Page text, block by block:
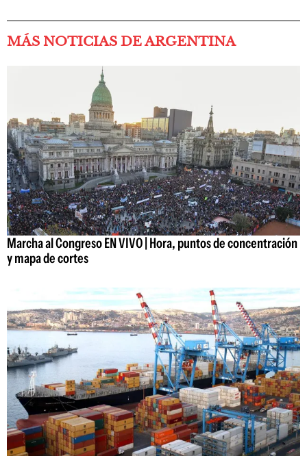
MÁS NOTICIAS DE ARGENTINA
Marcha al Congreso EN VIVO | Hora, puntos de concentración
y mapa de cortes